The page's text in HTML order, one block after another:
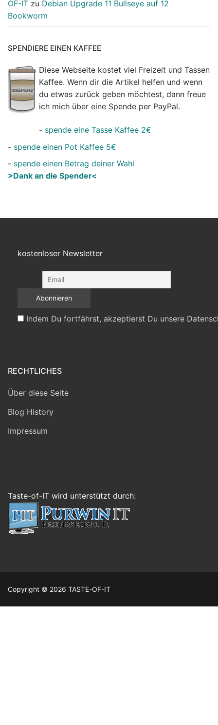
OF-IT zu Debian Upgrade 11 Bullseye auf 12
Bookworm
SPENDIERE EINEN KAFFEE
Diese Webseite kostet viel Freizeit und Tassen
Kaffee. Wenn dir die Artikel helfen und wenn
du etwas zurück geben möchtest, dann freue
ich mich über eine Spende per PayPal.
- spende eine Tasse Kaffee 2€
- spende einen Pot Kaffee 5€
- spende einen Betrag deiner Wahl
>Dank an die Spender<
kostenloser Newsletter
Indem Du fortfährst, akzeptierst Du unsere
RECHTLICHES
Über diese Seite
Blog History
Impressum
Taste-of-IT wird unterstützt durch:
Copyright © 2026 TASTE-OF-IT